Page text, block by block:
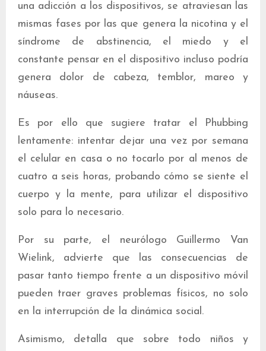
una adicción a los dispositivos, se atraviesan las
mismas fases por las que genera la nicotina y el
síndrome de abstinencia, el miedo y el
constante pensar en el dispositivo incluso podría
genera dolor de cabeza, temblor, mareo y
náuseas.
Es por ello que sugiere tratar el Phubbing
lentamente: intentar dejar una vez por semana
el celular en casa o no tocarlo por al menos de
cuatro a seis horas, probando cómo se siente el
cuerpo y la mente, para utilizar el dispositivo
solo para lo necesario.
Por su parte, el neurólogo Guillermo Van
Wielink, advierte que las consecuencias de
pasar tanto tiempo frente a un dispositivo móvil
pueden traer graves problemas físicos, no solo
en la interrupción de la dinámica social.
Asimismo, detalla que sobre todo niños y